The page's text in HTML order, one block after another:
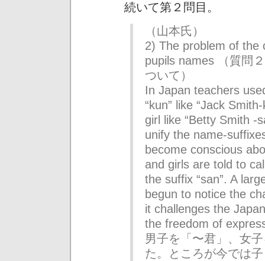
続いて第２問目。
（山本氏）
2) The problem of the
pupils names （質問
ついて）
In Japan teachers
“kun” like “Jack
girl like “Betty Smith -
unify the name-
become conscious
and girls are told to
the suffix “san”. A
begun to notice the
it challenges the
the freedom of
男子を「〜君」、女
た。ところが今では